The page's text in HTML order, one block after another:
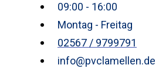
09:00 - 16:00
Montag - Freitag
02567 / 9799791
info@pvclamellen.de